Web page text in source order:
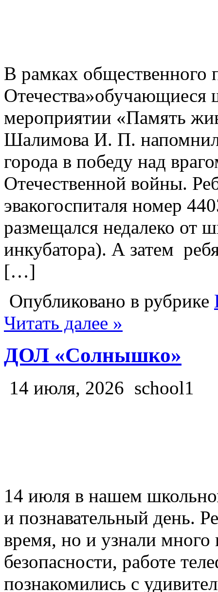
В рамках
Отечества»обучающиеся
мероприятии «Память
Шалимова И. П.
города в победу над
Отечественной войны.
эвакогоспиталя номер
размещался недалеко от
инкубатора). А затем
[…]
Опубликовано в рубрике
Читать далее »
ДОЛ «Солнышко»
14 июля, 2026 school1
14 июля в нашем
и познавательный день.
время, но и узнали
безопасности, работе
познакомились с